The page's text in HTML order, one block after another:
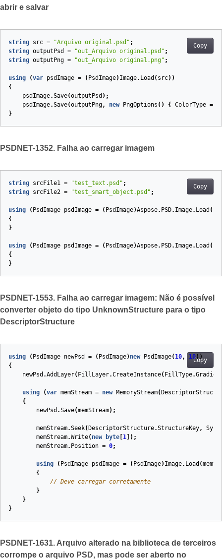
abrir e salvar
Copy
string src = "Arquivo original.psd" ;
string outputPsd = "out_Arquivo original.psd" ;
string outputPng = "out_Arquivo original.png" ;
using (var psdImage = ( PsdImage) Image. Load ( src))
{
psdImage.Save(outputPsd );
psdImage.Save(outputPng, new PngOptions () { ColorType =
}
PSDNET-1352. Falha ao carregar imagem
Copy
string srcFile1 = "test_text.psd" ;
string srcFile2 = "test_smart_object.psd" ;
using ( PsdImage psdImage = ( PsdImage)Aspose. PSD. Image. Load (
{
}
using ( PsdImage psdImage = ( PsdImage)Aspose. PSD. Image. Load (
{
}
PSDNET-1553. Falha ao carregar imagem: Não é possível
converter objeto do tipo UnknownStructure para o tipo
DescriptorStructure
Copy
using ( PsdImage newPsd = ( PsdImage) new PsdImage( 10, 10))
{
newPsd .AddLayer( FillLayer.CreateInstance( FillType.
using (var memStream = new MemoryStream(
{
newPsd .Save(memStream);
memStream.Seek( DescriptorStructure.StructureKey,
memStream.Write( new byte 1 ]);
memStream. Position = 0;
using ( PsdImage psdImage = ( PsdImage) Image. Load (
{
// Deve carregar corretamente
}
}
}
PSDNET-1631. Arquivo alterado na biblioteca de terceiros
corrompe o arquivo PSD, mas pode ser aberto no